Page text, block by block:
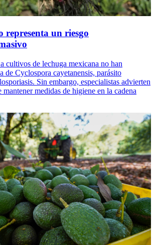
representa un riesgo
cultivos de lechuga mexicana no han
de Cyclospora cayetanensis, parásito
Sin embargo, especialistas advierten
mantener medidas de higiene en la cadena